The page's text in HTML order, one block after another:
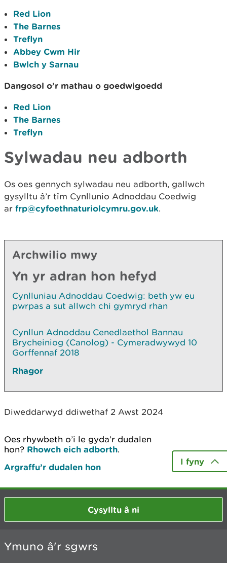
Red Lion
The Barnes
Treflyn
Abbey Cwm Hir
Bwlch y Sarnau
Dangosol o’r mathau o goedwigoedd
Red Lion
The Barnes
Treflyn
Sylwadau neu adborth
Os oes gennych sylwadau neu adborth, gallwch
gysylltu â’r tîm Cynllunio Adnoddau Coedwig
ar frp@cyfoethnaturiolcymru.gov.uk.
Archwilio mwy
Yn yr adran hon hefyd
Cynlluniau Adnoddau Coedwig: beth yw eu
pwrpas a sut allwch chi gymryd rhan
Cynllun Adnoddau Cenedlaethol Bannau
Brycheiniog (Canolog) - Cymeradwywyd 10
Gorffennaf 2018
Rhagor
Diweddarwyd ddiwethaf 2 Awst 2024
Oes rhywbeth o’i le gyda’r dudalen
hon? Rhowch eich adborth.
Argraffu’r dudalen hon
I fyny
Cysylltu â ni
Ymuno â'r sgwrs